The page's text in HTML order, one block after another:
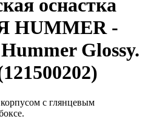
оснастка
HUMMER -
Glossy.
с глянцевым